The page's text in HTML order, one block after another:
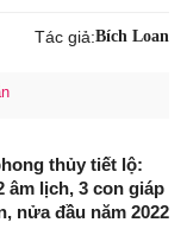
Tác giả:Bích Loan
thủy tiết lộ:
âm lịch, 3 con giáp
nửa đầu năm 2022